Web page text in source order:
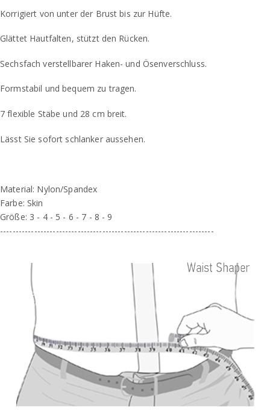
Korrigiert von unter der Brust bis zur Hüfte.
Glättet Hautfalten, stützt den Rücken.
Sechsfach verstellbarer Haken- und Ösenverschluss.
Formstabil und bequem zu tragen.
7 flexible Stäbe und 28 cm breit.
Lässt Sie sofort schlanker aussehen.
Material: Nylon/Spandex
Farbe: Skin
Größe: 3 - 4 - 5 - 6 - 7 - 8 - 9
---------------------------------------------------------------------